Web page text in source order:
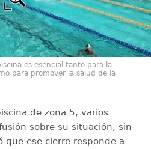
es esencial tanto para la
para promover la salud de la
de zona 5, varios
sobre su situación, sin
que ese cierre responde a